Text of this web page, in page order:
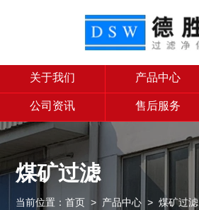
关于我们 产品中心
公司资讯 售后服务
煤矿过滤
当前位置：首页 > 产品中心 >煤矿过滤